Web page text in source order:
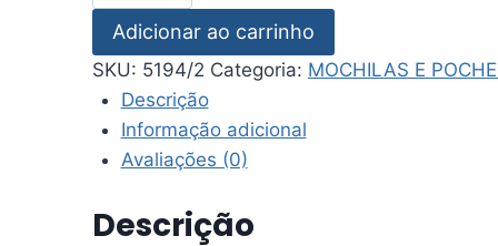
TOWNER
1,8
L
quantidade
Adicionar ao carrinho
SKU: 5194/2 Categoria: MOCHILAS E
Descrição
Informação adicional
Avaliações (0)
Descrição